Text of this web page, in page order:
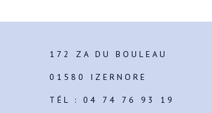
172 ZA DU BOULEAU
01580 IZERNORE
TÉL : 04 74 76 93 19